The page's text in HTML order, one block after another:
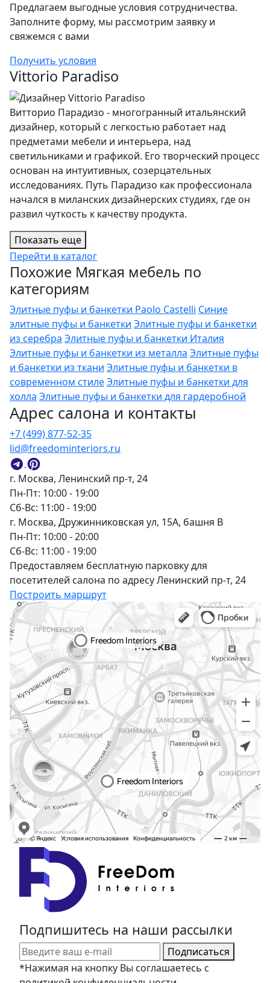
Предлагаем выгодные условия сотрудничества.
Заполните форму, мы рассмотрим заявку и
свяжемся с вами
Получить условия
Vittorio Paradiso
Витторио Парадизо - многогранный итальянский
дизайнер, который с легкостью работает над
предметами мебели и интерьера, над
светильниками и графикой. Его творческий процесс
основан на интуитивных, созерцательных
исследованиях. Путь Парадизо как профессионала
начался в миланских дизайнерских студиях, где он
развил чуткость к качеству продукта.
Показать еще
Перейти в каталог
Похожие Мягкая мебель по
категориям
Элитные пуфы и банкетки Paolo Castelli Синие
элитные пуфы и банкетки Элитные пуфы и банкетки
из серебра Элитные пуфы и банкетки Италия
Элитные пуфы и банкетки из металла Элитные пуфы
и банкетки из ткани Элитные пуфы и банкетки в
современном стилеЭлитные пуфы и банкетки для
холла Элитные пуфы и банкетки для гардеробной
Адрес салона и контакты
г. Москва, Ленинский пр-т, 24
Пн-Пт: 10:00 - 19:00
Сб-Вс: 11:00 - 19:00
г. Москва, Дружинниковская ул, 15А, башня В
Пн-Пт: 10:00 - 20:00
Сб-Вс: 11:00 - 19:00
Предоставляем бесплатную парковку для
посетителей салона по адресу Ленинский пр-т, 24
Построить маршрут
+7 (499) 877-52-35
lid@freedominteriors.ru
Подпишитесь на наши рассылки
Подписаться
*Нажимая на кнопку Вы соглашаетесь с